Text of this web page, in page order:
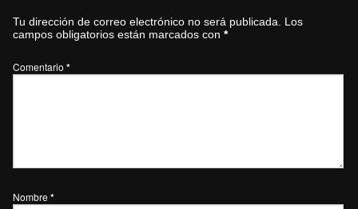
Tu dirección de correo electrónico no será publicada. Los
campos obligatorios están marcados con *
Comentario *
Nombre *